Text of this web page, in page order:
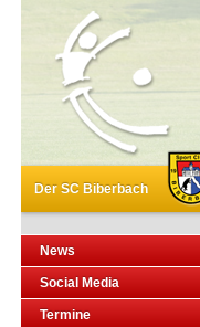
Der SC Biberbach
News
Social Media
Termine